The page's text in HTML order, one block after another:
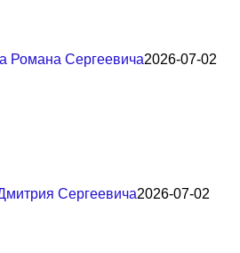
Романа Сергеевича2026-07-02
Сергеевича2026-07-02